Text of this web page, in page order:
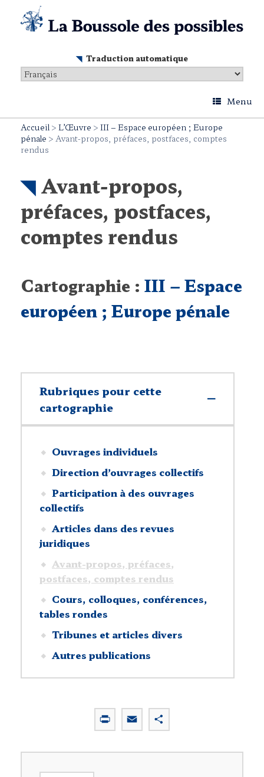
content
Traduction automatique
Menu
Accueil> L’Œuvre > III – Espace européen ; Europe
pénale > Avant-propos, préfaces, postfaces, comptes
rendus
Avant-propos,
préfaces, postfaces,
comptes rendus
Cartographie : III – Espace
européen ; Europe pénale
Rubriques pour cette
cartographie
Ouvrages individuels
Direction d’ouvrages collectifs
Participation à des ouvrages
collectifs
Articles dans des revues
juridiques
Avant-propos, préfaces,
postfaces, comptes rendus
Cours, colloques, conférences,
tables rondes
Tribunes et articles divers
Autres publications
r
m
a